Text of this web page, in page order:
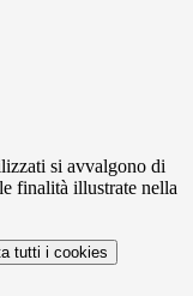
si avvalgono di
finalità illustrate nella
tutti i cookies